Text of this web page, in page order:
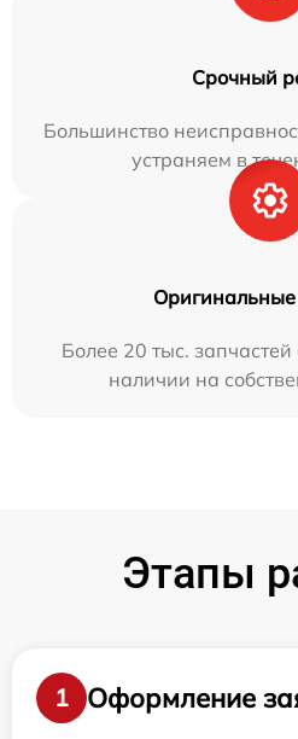
Срочный
Большинство
устраняем в
Оригинальные
Более 20 тыс.
наличии на
Этапы
1
Оформление